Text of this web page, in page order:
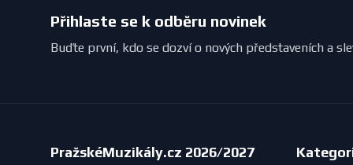
Přihlaste se k odběru novinek
Buďte první, kdo se dozví o nových představeních a
PražskéMuzikály.cz 2026/2027